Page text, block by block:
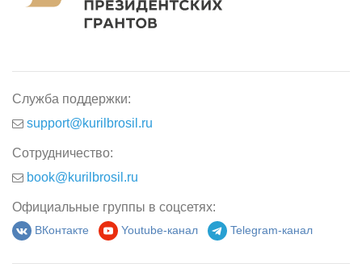
Служба поддержки:
support@kurilbrosil.ru
Сотрудничество:
book@kurilbrosil.ru
Официальные группы в соцсетях:
ВКонтакте Youtube-канал Telegram-канал